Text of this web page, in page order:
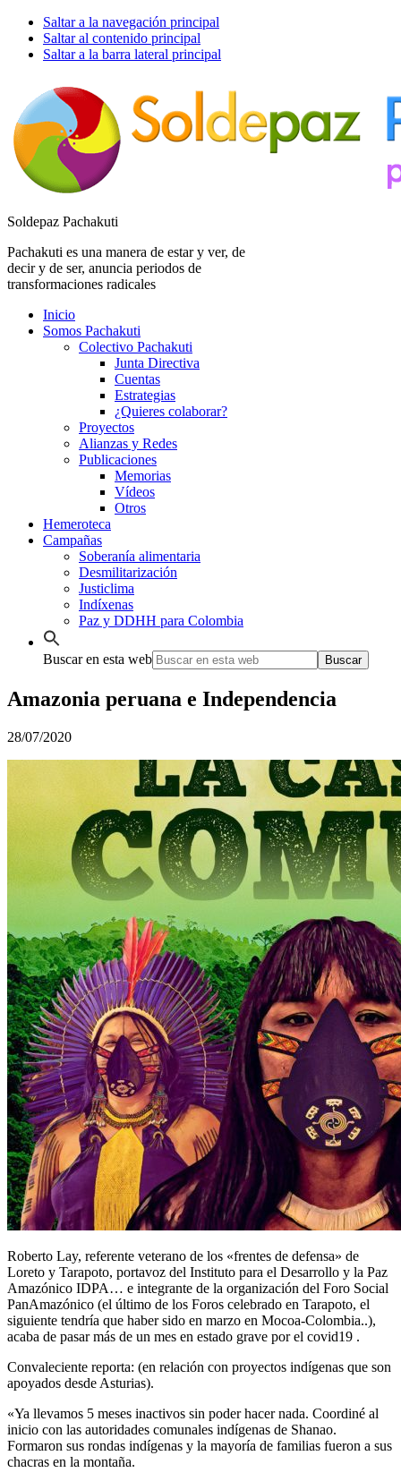
Saltar a la navegación principal
Saltar al contenido principal
Saltar a la barra lateral principal
Soldepaz Pachakuti
Pachakuti es una manera de estar y ver, de
decir y de ser, anuncia periodos de
transformaciones radicales
Inicio
Somos Pachakuti
Colectivo Pachakuti
Junta Directiva
Cuentas
Estrategias
¿Quieres colaborar?
Proyectos
Alianzas y Redes
Publicaciones
Memorias
Vídeos
Otros
Hemeroteca
Campañas
Soberanía alimentaria
Desmilitarización
Justiclima
Indíxenas
Paz y DDHH para Colombia
Buscar en esta web
Amazonia peruana e Independencia
28/07/2020
Roberto Lay, referente veterano de los «frentes de defensa» de
Loreto y Tarapoto, portavoz del Instituto para el Desarrollo y la Paz
Amazónico IDPA… e integrante de la organización del Foro Social
PanAmazónico (el último de los Foros celebrado en Tarapoto, el
siguiente tendría que haber sido en marzo en Mocoa-Colombia..),
acaba de pasar más de un mes en estado grave por el covid19 .
Convaleciente reporta: (en relación con proyectos indígenas que son
apoyados desde Asturias).
«Ya llevamos 5 meses inactivos sin poder hacer nada. Coordiné al
inicio con las autoridades comunales indígenas de Shanao.
Formaron sus rondas indígenas y la mayoría de familias fueron a sus
chacras en la montaña.